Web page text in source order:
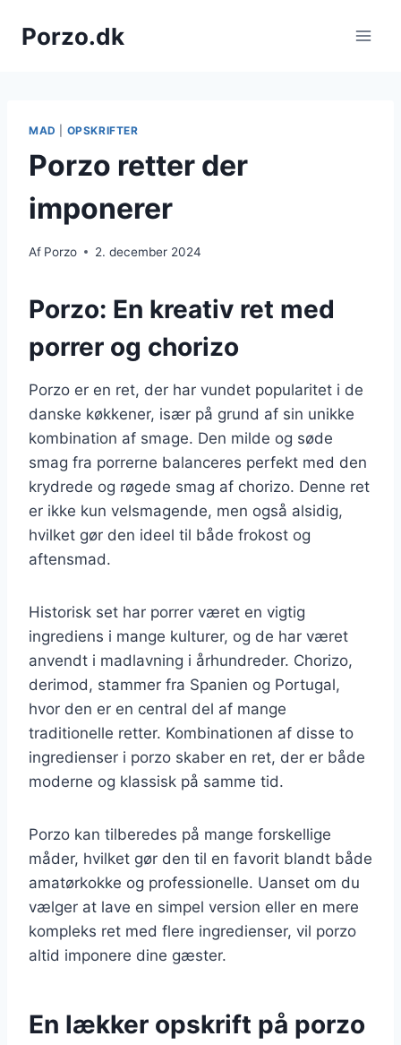
Porzo.dk
MAD OPSKRIFTER
Porzo retter der
imponerer
Af Porzo 2. december 2024
Porzo: En kreativ ret med
porrer og chorizo
Porzo er en ret, der har vundet popularitet i de
danske køkkener, især på grund af sin unikke
kombination af smage. Den milde og søde
smag fra porrerne balanceres perfekt med den
krydrede og røgede smag af chorizo. Denne ret
er ikke kun velsmagende, men også alsidig,
hvilket gør den ideel til både frokost og
aftensmad.
Historisk set har porrer været en vigtig
ingrediens i mange kulturer, og de har været
anvendt i madlavning i århundreder. Chorizo,
derimod, stammer fra Spanien og Portugal,
hvor den er en central del af mange
traditionelle retter. Kombinationen af disse to
ingredienser i porzo skaber en ret, der er både
moderne og klassisk på samme tid.
Porzo kan tilberedes på mange forskellige
måder, hvilket gør den til en favorit blandt både
amatørkokke og professionelle. Uanset om du
vælger at lave en simpel version eller en mere
kompleks ret med flere ingredienser, vil porzo
altid imponere dine gæster.
En lækker opskrift på porzo